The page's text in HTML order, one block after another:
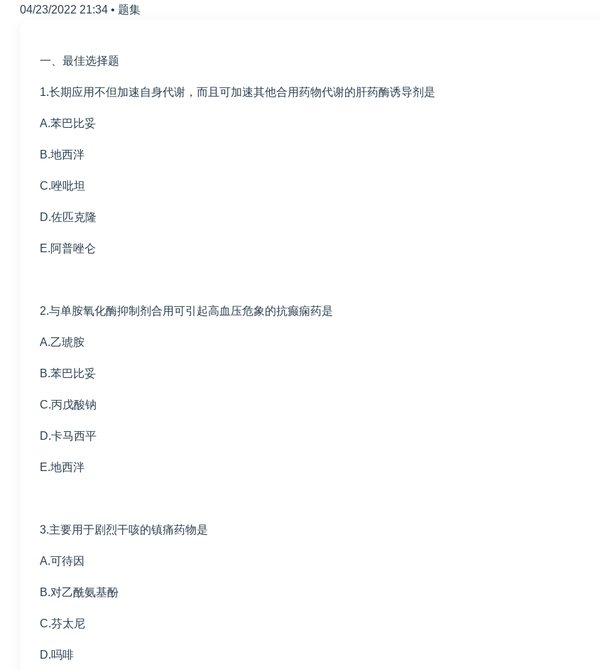
04/23/2022 21:34 • 题集
一、最佳选择题
1.长期应用不但加速自身代谢，而且可加速其他合用药物代谢的肝药酶诱导剂是
A.苯巴比妥
B.地西泮
C.唑吡坦
D.佐匹克隆
E.阿普唑仑
2.与单胺氧化酶抑制剂合用可引起高血压危象的抗癫痫药是
A.乙琥胺
B.苯巴比妥
C.丙戊酸钠
D.卡马西平
E.地西泮
3.主要用于剧烈干咳的镇痛药物是
A.可待因
B.对乙酰氨基酚
C.芬太尼
D.吗啡